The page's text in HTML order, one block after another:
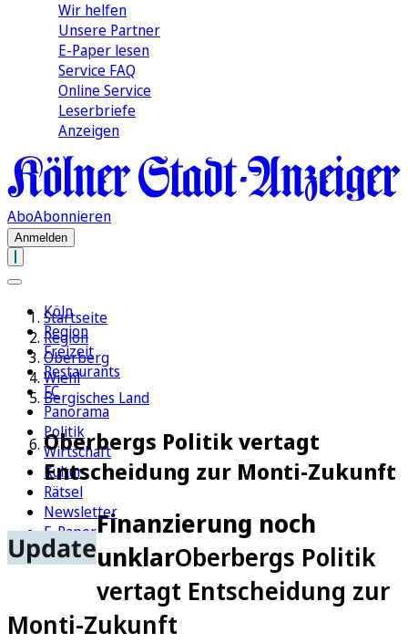
Wir helfen
Unsere Partner
E-Paper lesen
Service FAQ
Online Service
Leserbriefe
Anzeigen
AboAbonnieren
Anmelden
Köln
Region
Freizeit
Restaurants
FC
Panorama
Politik
Wirtschaft
Kultur
Rätsel
Newsletter
E-Paper
Startseite
Region
Oberberg
Wiehl
Bergisches Land
Oberbergs Politik vertagt
Entscheidung zur Monti-Zukunft
Update
Finanzierung noch
unklarOberbergs Politik
vertagt Entscheidung zur
Monti-Zukunft